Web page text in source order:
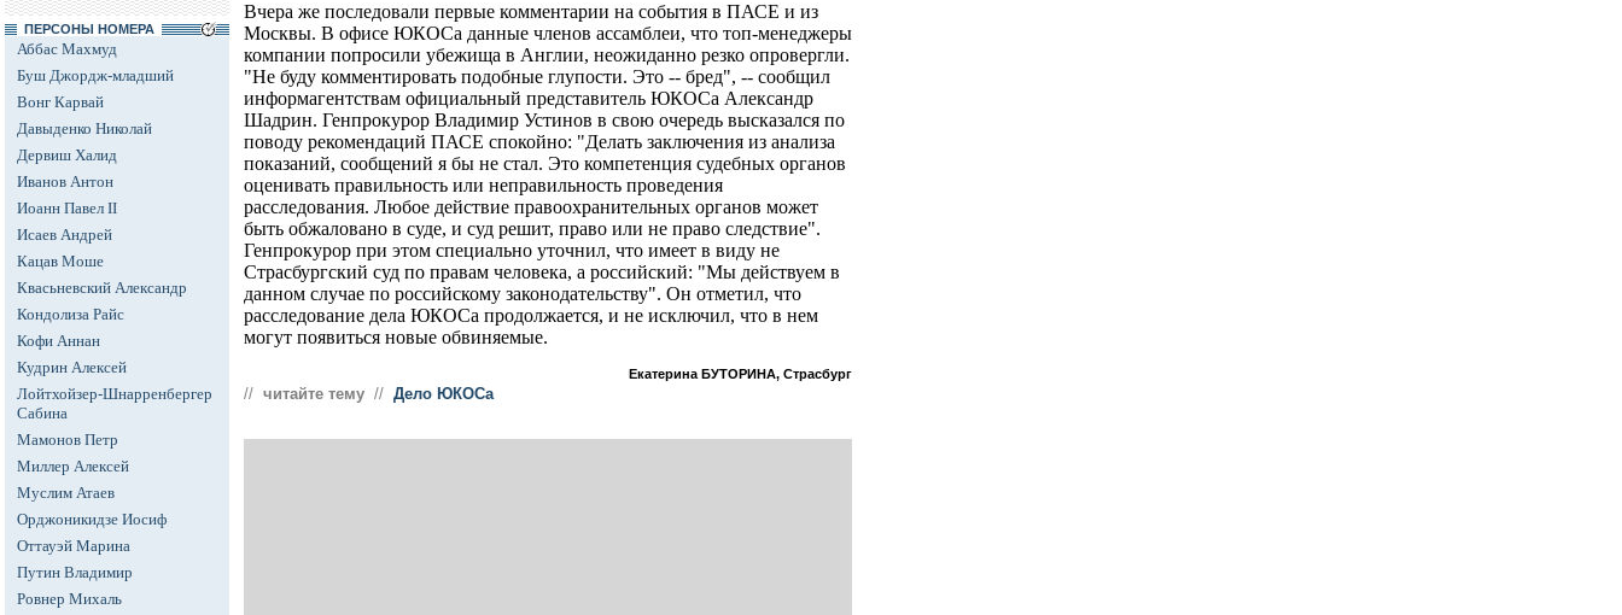
ПЕРСОНЫ НОМЕРА
Аббас Махмуд
Буш Джордж-младший
Вонг Карвай
Давыденко Николай
Дервиш Халид
Иванов Антон
Иоанн Павел II
Исаев Андрей
Кацав Моше
Квасьневский Александр
Кондолиза Райс
Кофи Аннан
Кудрин Алексей
Лойтхойзер-Шнарренбергер
Сабина
Мамонов Петр
Миллер Алексей
Муслим Атаев
Орджоникидзе Иосиф
Оттауэй Марина
Путин Владимир
Ровнер Михаль
Вчера же последовали первые комментарии на события в ПАСЕ и из
Москвы. В офисе ЮКОСа данные членов ассамблеи, что топ-менеджеры
компании попросили убежища в Англии, неожиданно резко опровергли.
"Не буду комментировать подобные глупости. Это -- бред", -- сообщил
информагентствам официальный представитель ЮКОСа Александр
Шадрин. Генпрокурор Владимир Устинов в свою очередь высказался по
поводу рекомендаций ПАСЕ спокойно: "Делать заключения из анализа
показаний, сообщений я бы не стал. Это компетенция судебных органов
оценивать правильность или неправильность проведения
расследования. Любое действие правоохранительных органов может
быть обжаловано в суде, и суд решит, право или не право следствие".
Генпрокурор при этом специально уточнил, что имеет в виду не
Страсбургский суд по правам человека, а российский: "Мы действуем в
данном случае по российскому законодательству". Он отметил, что
расследование дела ЮКОСа продолжается, и не исключил, что в нем
могут появиться новые обвиняемые.
Екатерина БУТОРИНА, Страсбург
// читайте тему // Дело ЮКОСа